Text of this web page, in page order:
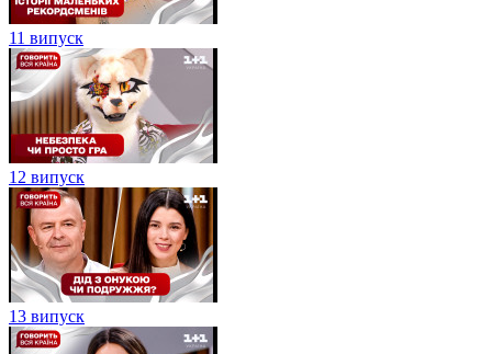
11 випуск
12 випуск
13 випуск